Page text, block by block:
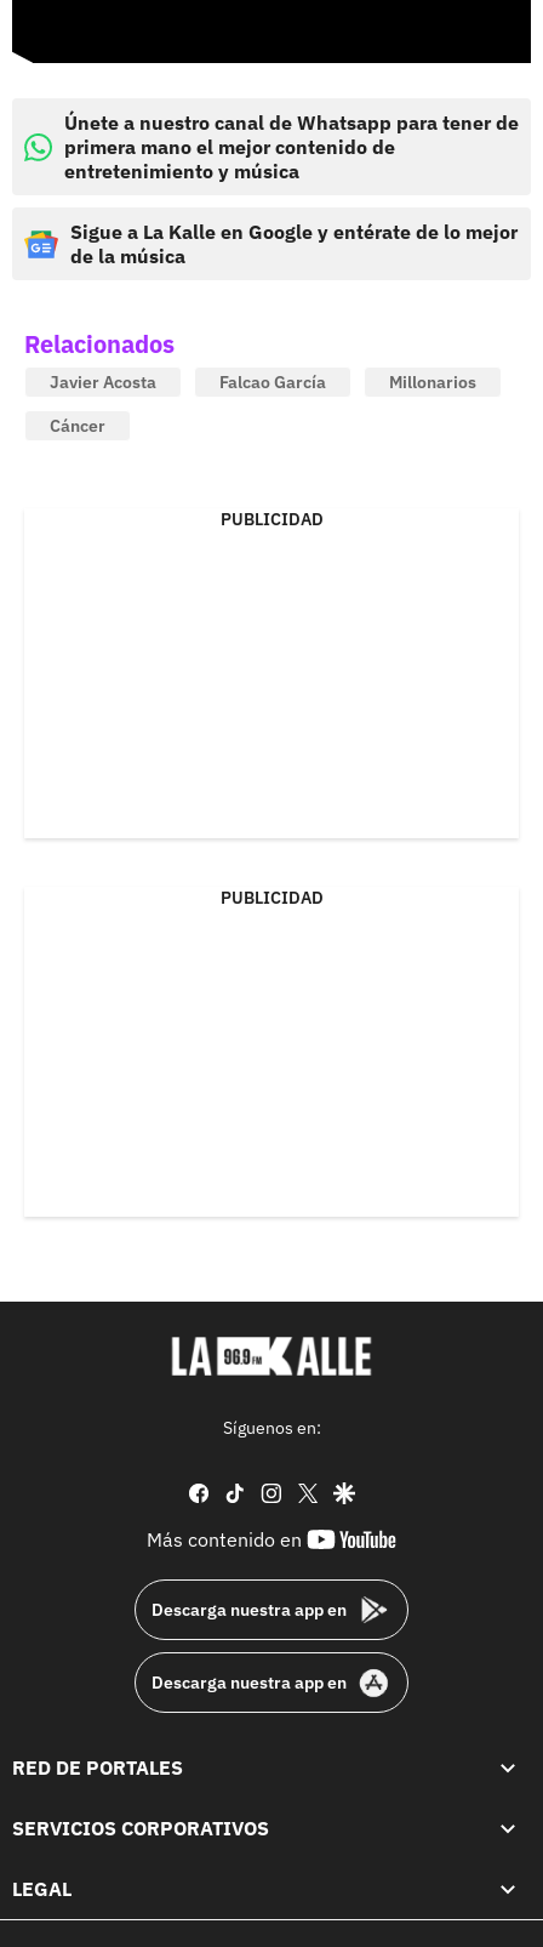
Únete a nuestro canal de Whatsapp para tener de
primera mano el mejor contenido de
entretenimiento y música
Sigue a La Kalle en Google y entérate de lo mejor
de la música
Relacionados
Javier Acosta Falcao García
Millonarios
Cáncer
PUBLICIDAD
PUBLICIDAD
Síguenos en:
facebook
tiktok instagram
twittergoogle
Más contenido en
youtube-
Descarga nuestra app en
Descarga nuestra app en
RED DE PORTALES
SERVICIOS CORPORATIVOS
LEGAL